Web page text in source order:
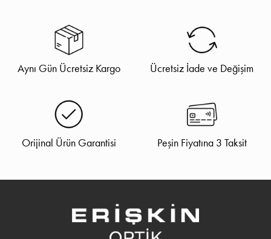
Aynı Gün Ücretsiz Kargo Ücretsiz İade ve Değişim
Orijinal Ürün Garantisi Peşin Fiyatına 3 Taksit